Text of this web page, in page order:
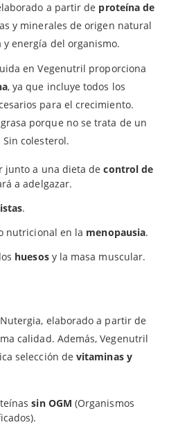
a partir de proteína de
y minerales de origen natural
energía del organismo.
en Vegenutril proporciona
, ya que incluye todos los
para el crecimiento.
porque no se trata de un
colesterol.
junto a una dieta decontrol de
a adelgazar.
.
nutricional en la menopausia.
huesosy la masa muscular.
elaborado a partir de
calidad. Además, Vegenutril
selección devitaminas y
sin OGM (Organismos